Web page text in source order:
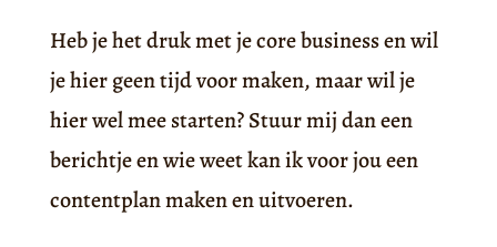
Heb je het druk met je core business en wil
je hier geen tijd voor maken, maar wil je
hier wel mee starten? Stuur mij dan een
berichtje en wie weet kan ik voor jou een
contentplan maken en uitvoeren.